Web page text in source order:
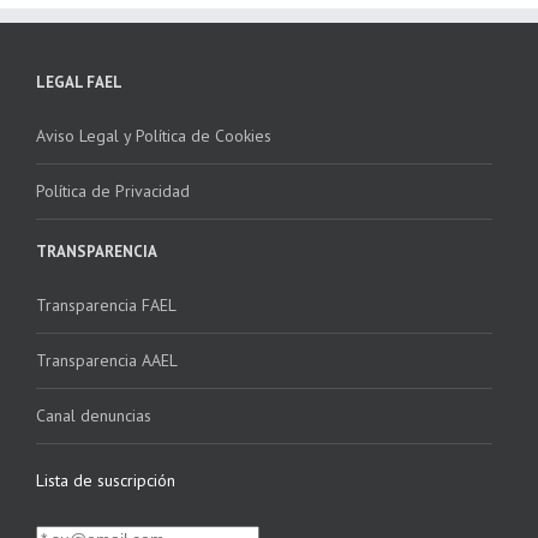
LEGAL FAEL
Aviso Legal y Política de Cookies
Política de Privacidad
TRANSPARENCIA
Transparencia FAEL
Transparencia AAEL
Canal denuncias
Lista de suscripción